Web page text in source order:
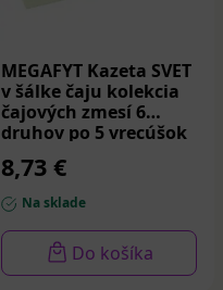
MEGAFYT Kazeta SVET
v šálke čaju kolekcia
čajových zmesí 6
druhov po 5 vrecúšok
8,73 €
Na sklade
Do košíka